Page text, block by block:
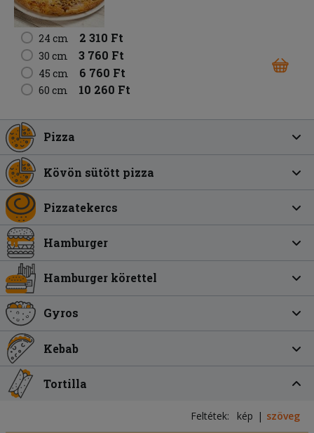
24 cm 2 310 Ft
30 cm 3 760 Ft
45 cm 6 760 Ft
60 cm 10 260 Ft
Pizza
Kövön sütött pizza
Pizzatekercs
Hamburger
Hamburger körettel
Gyros
Kebab
Tortilla
Feltétek: kép szöveg